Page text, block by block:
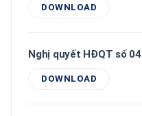
DOWNLOAD
Nghị quyết HĐQT số 04
DOWNLOAD